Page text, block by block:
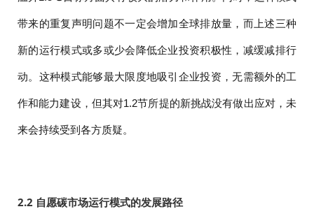
带来的重复声明问题不一定会增加全球排放量，而上述三种
新的运行模式或多或少会降低企业投资积极性，减缓减排行
动。这种模式能够最大限度地吸引企业投资，无需额外的工
作和能力建设，但其对1.2节所提的新挑战没有做出应对，未
来会持续受到各方质疑。
2.2 自愿碳市场运行模式的发展路径